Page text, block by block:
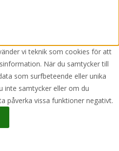
vi teknik som cookies för att
När du samtycker till
som surfbeteende eller unika
inte samtycker eller om du
påverka vissa funktioner negativt.